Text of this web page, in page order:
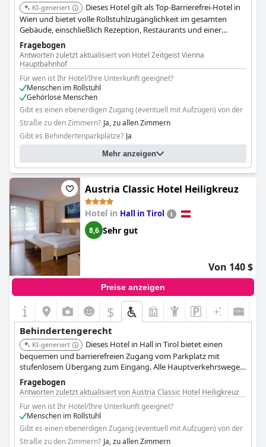
KI-generiert
Dieses Hotel gilt als Top-Barrierefrei-Hotel in
Wien und bietet volle Rollstuhlzugänglichkeit im gesamten
Gebäude, einschließlich Rezeption, Restaurants und einer
speziellen Tiefgarage mit Behindertenparkplätzen und direktem
Zugang zur Lobby. Rollstuhlgerechte Zimmer verfügen über
breitere Türen, niedrigere Türspione, klappbare Kleiderstangen,
bodenlange Spiegel und höhenverstellbare Betten. Badezimmer
sind mit Haltegriffen, Duschsitzen und einer mit der Rezeption
verbundenen Alarmkordel ausgestattet.
Fragebogen
Antworten zuletzt aktualisiert von Hotel Zeitgeist Vienna
Hauptbahnhof
Für wen ist Ihr Hotel/Ihre Unterkunft geeignet?
Menschen im Rollstuhl
Gehörlose Menschen
Gibt es einen ebenerdigen Zugang (eventuell mit Aufzügen) von der
Straße zu den Zimmern? Ja, zu allen Zimmern
Gibt es Behindertenparkplätze? Ja
Mehr anzeigen
Austria Classic Hotel Heiligkreuz
Hotel in Hall in Tirol
8,6 Sehr gut
Von 140 $
Preise anzeigen
$
Behindertengerecht
KI-generiert
Dieses Hotel in Hall in Tirol bietet einen
bequemen und barrierefreien Zugang vom Parkplatz mit
stufenlosem Übergang zum Eingang. Alle Hauptverkehrswege
sind stufenlos und breit, und der Hotellift ist rollstuhlgerecht.
Der Garten und die Restauranttische sind zugänglich. Zwei
barrierefreie Zimmer sind verfügbar, direkt vom Parkplatz aus
zugänglich, mit rollstuhlgerechten Toiletten und Duschen mit
Haltegriffen und Duschstühlen auf Anfrage.
Fragebogen
Antworten zuletzt aktualisiert von Austria Classic Hotel Heiligkreuz
Für wen ist Ihr Hotel/Ihre Unterkunft geeignet?
Menschen im Rollstuhl
Gibt es einen ebenerdigen Zugang (eventuell mit Aufzügen) von der
Straße zu den Zimmern? Ja, zu allen Zimmern